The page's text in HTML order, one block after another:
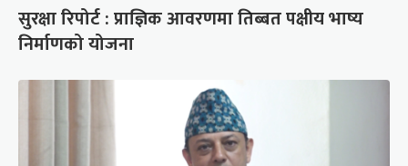
सुरक्षा रिपोर्ट : प्राज्ञिक आवरणमा तिब्बत पक्षीय भाष्य
निर्माणको योजना